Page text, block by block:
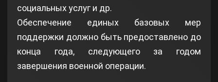
социальных услуг и др.
Обеспечение единых базовых мер
поддержки должно быть предоставлено до
конца года, следующего за годом
завершения военной операции.